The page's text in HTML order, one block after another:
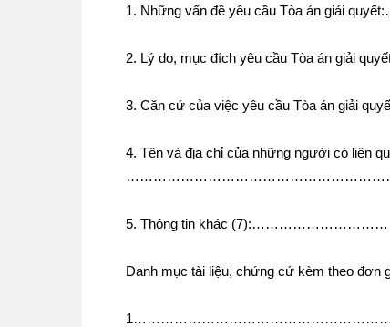
1. Những vấn đề yêu cầu Tòa án
2. Lý do, mục đích yêu cầu Tòa án giải
3. Căn cứ của việc yêu cầu Tòa án giải
4. Tên và địa chỉ của những người có liên
5. Thông tin khác
Danh mục tài liệu, chứng cứ kèm theo đơn